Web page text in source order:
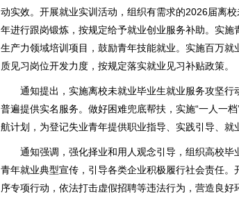
动实效。开展就业实训活动，组织有需求的2026届离
年进行跟岗锻炼，按规定给予就业创业服务补助。实施
生产力领域培训项目，鼓励青年技能就业。实施百万就
质见习岗位开发力度，按规定落实就业见习补贴政策。
通知提出，实施离校未就业毕业生就业服务攻坚行
普遍提供实名服务。做好困难兜底帮扶，实施“一人一
航计划，为登记失业青年提供职业指导、实践引导、就
通知强调，强化择业和用人观念引导，组织高校毕
青年就业典型宣传，引导各类企业积极履行社会责任。
序专项行动，依法打击虚假招聘等违法行为，营造良好